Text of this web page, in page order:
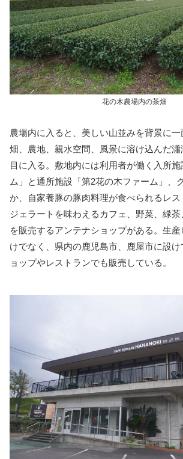
花の木農場内の茶畑
農場内に入ると、美しい山並みを背景に
畑、農地、親水空間、風景に溶け込んだ
目に入る。敷地内には利用者が働く入所
ム」と通所施設「第2花の木ファーム」、
か、自家養豚の豚肉料理が食べられるレ
ジェラートを味わえるカフェ、野菜、緑
を販売するアンテナショップがある。生
けでなく、県内の鹿児島市、鹿屋市に設
ョップやレストランでも販売している。